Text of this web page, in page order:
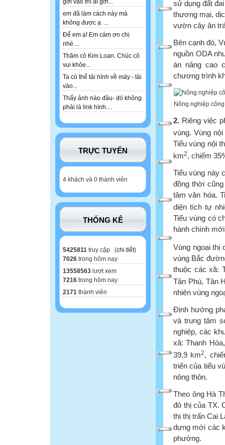
gởi vào thì ai gởi...
em đã làm cách này mà
không được ạ. ...
Để em ạ! Em cám ơn chị
nhé....
Thăm cô Kim Loan. Chúc cô
vui khỏe...
Ta có thể tải hình về máy - tải
vào...
Thấy ảnh nào đâu- đó không
phải là link hình....
TRỰC TUYẾN
4 khách và 0 thành viên
THỐNG KÊ
5425811 truy cập (chi tiết)
7026 trong hôm nay
13558563 lượt xem
7216 trong hôm nay
2171 thành viên
sử dụng đất
thương mại,
vườn cây ăn
Bên cạnh đó,
nguồn ODA
án nâng cao
chương trình
Nông nghiệp
2. Riêng việc
vùng. Vùng
Tiểu vùng nội
km2, chiếm
Tiểu vùng này
đồng thời
tâm văn hóa.
diện tích tự
Tiểu vùng có
hành chính
Vùng ngoại thị
vùng Bắc
thuộc các xã:
Tân Phú, Tân
nhiên vùng
Định hướng
và trung tâm
nghiệp, các
xã: Thanh
39,9 km2,
triển của tiểu
nông thôn.
Theo ông Hà
đô thị của TX.
thị thị trấn Cai
dựng mới các
phường.